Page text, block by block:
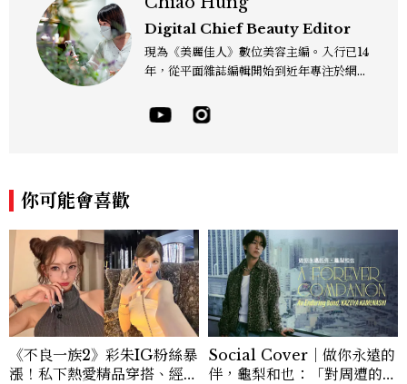
Digital Chief Beauty Editor
現為《美麗佳人》數位美容主編。入行已14
年，從平面雜誌編輯開始到近年專注於網路
耕彩妝、保養、香氛、頭髮...等與美有關的
面向。擅長以細膩敏銳的觀察力，深入報導
你可能會喜歡
《不良一族2》彩朱IG粉絲暴
漲！私下熱愛精品穿搭、經營
Social Cover｜做你永遠的
伴，龜梨和也：「對周遭的人